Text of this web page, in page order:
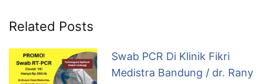
Related Posts
Swab PCR Di Klinik Fikri
Medistra Bandung / dr. Rany